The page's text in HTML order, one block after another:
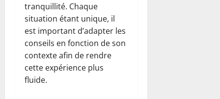
tranquillité. Chaque
situation étant unique, il
est important d’adapter les
conseils en fonction de son
contexte afin de rendre
cette expérience plus
fluide.